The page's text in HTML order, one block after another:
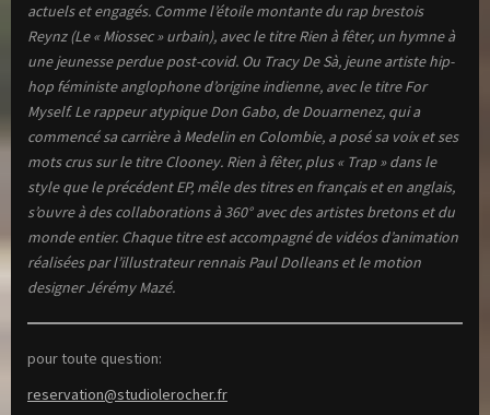
actuels et engagés. Comme l’étoile montante du rap brestois
Reynz (Le « Miossec » urbain), avec le titre Rien à fêter, un hymne à
une jeunesse perdue post-covid. Ou Tracy De Sà, jeune artiste hip-
hop féministe anglophone d’origine indienne, avec le titre For
Myself. Le rappeur atypique Don Gabo, de Douarnenez, qui a
commencé sa carrière à Medelin en Colombie, a posé sa voix et ses
mots crus sur le titre Clooney. Rien à fêter, plus « Trap » dans le
style que le précédent EP, mêle des titres en français et en anglais,
s’ouvre à des collaborations à 360° avec des artistes bretons et du
monde entier. Chaque titre est accompagné de vidéos d’animation
réalisées par l’illustrateur rennais Paul Dolleans et le motion
designer Jérémy Mazé.
pour toute question:
reservation@studiolerocher.fr